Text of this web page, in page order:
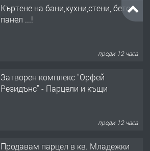
Къртене на бани,кухни,стени, бетон,
панел ...!
преди 12 часа
Затворен комплекс "Орфей
Резидънс" - Парцели и къщи
преди 12 часа
Продавам парцел в кв. Младежки